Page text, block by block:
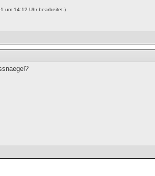
um 14:12 Uhr bearbeitet.)